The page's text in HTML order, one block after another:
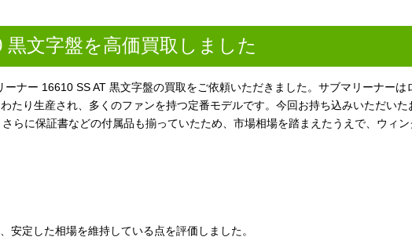
文字盤を高価買取しました
ナー 16610 SS AT 黒文字盤の買取をご依頼いただきました。サブマリーナーは
たり生産され、多くのファンを持つ定番モデルです。今回お持ち込みいただいた
らに保証書などの付属品も揃っていたため、市場相場を踏まえたうえで、ウィ
安定した相場を維持している点を評価しました。